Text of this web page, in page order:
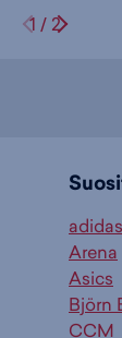
1 / 2
adidas
Arena
Asics
Björn
CCM